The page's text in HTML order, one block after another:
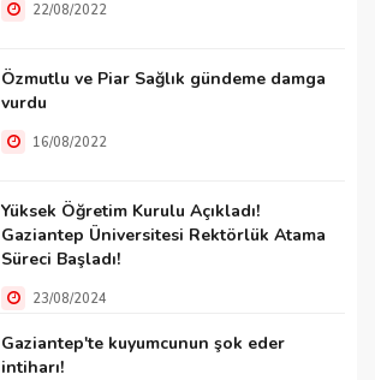
22/08/2022
Özmutlu ve Piar Sağlık gündeme damga
vurdu
16/08/2022
Yüksek Öğretim Kurulu Açıkladı!
Gaziantep Üniversitesi Rektörlük Atama
Süreci Başladı!
23/08/2024
Gaziantep'te kuyumcunun şok eder
intiharı!